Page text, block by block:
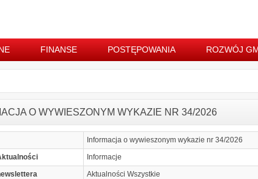
FINANSE POSTĘPOWANIA ROZWÓJ
O WYWIESZONYM WYKAZIE NR 34/2026
Informacja o wywieszonym wykazie nr 34/2026
Informacje
Aktualności Wszystkie